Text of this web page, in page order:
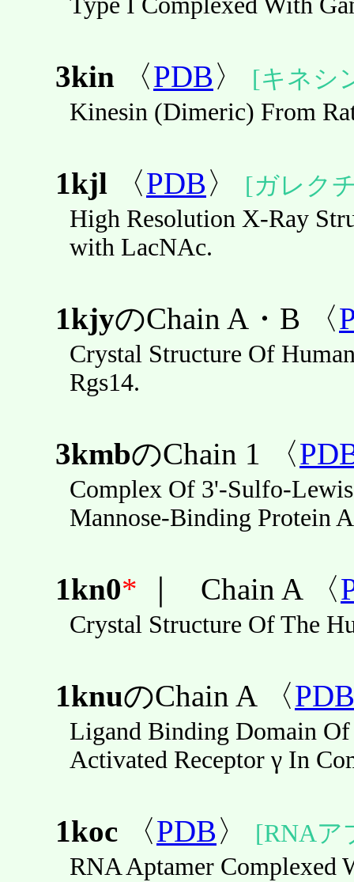
3kin 〈PDB〉
[キネシ
Kinesin (Dimeric) From
1kjl 〈PDB〉
[ガレク
High Resolution X-Ray
with LacNAc.
1kjyのChain A・B 〈
Crystal Structure Of
Rgs14.
3kmbのChain 1 〈
Complex Of 3'-Sulfo-
Mannose-Binding Protein
1kn0* Chain A 〈
Crystal Structure Of The
1knuのChain A 〈PDB
Ligand Binding Domain
Activated Receptor γ In
1koc 〈PDB〉
[RNAア
RNA Aptamer Complexed